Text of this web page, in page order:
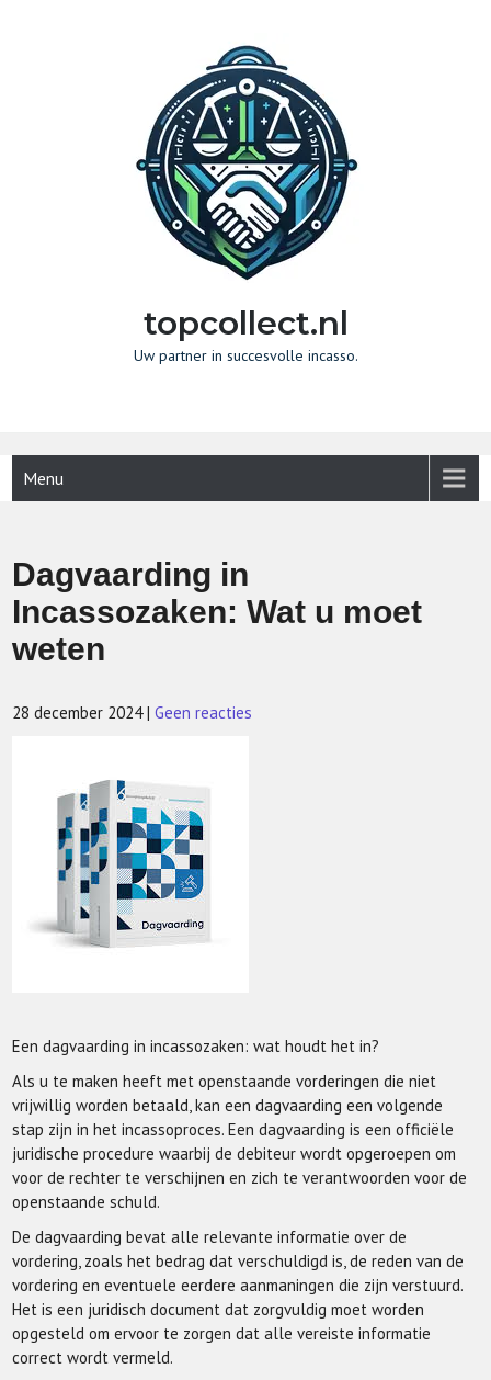
topcollect.nl
Uw partner in succesvolle incasso.
Menu
Dagvaarding in
Incassozaken: Wat u moet
weten
28 december 2024 |Geen reacties
Een dagvaarding in incassozaken: wat houdt het in?
Als u te maken heeft met openstaande vorderingen die niet
vrijwillig worden betaald, kan een dagvaarding een volgende
stap zijn in het incassoproces. Een dagvaarding is een officiële
juridische procedure waarbij de debiteur wordt opgeroepen om
voor de rechter te verschijnen en zich te verantwoorden voor de
openstaande schuld.
De dagvaarding bevat alle relevante informatie over de
vordering, zoals het bedrag dat verschuldigd is, de reden van de
vordering en eventuele eerdere aanmaningen die zijn verstuurd.
Het is een juridisch document dat zorgvuldig moet worden
opgesteld om ervoor te zorgen dat alle vereiste informatie
correct wordt vermeld.